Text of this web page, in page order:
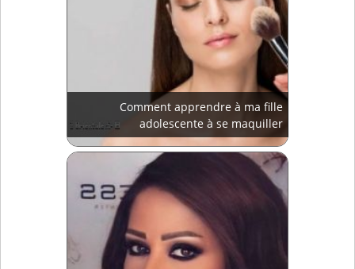
Comment apprendre à ma fille
adolescente à se maquiller